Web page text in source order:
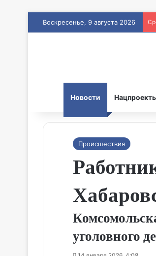
Воскресенье, 9 августа 2026
Новости
Происшествия
уголовного